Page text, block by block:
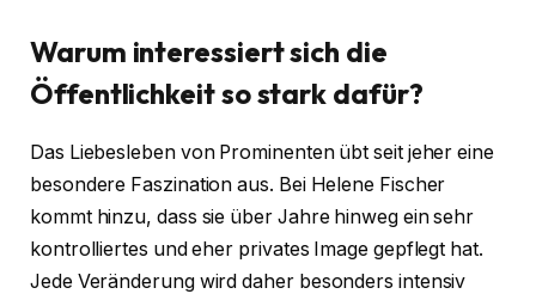
Warum interessiert sich die
Öffentlichkeit so stark dafür?
Das Liebesleben von Prominenten übt seit jeher eine
besondere Faszination aus. Bei Helene Fischer
kommt hinzu, dass sie über Jahre hinweg ein sehr
kontrolliertes und eher privates Image gepflegt hat.
Jede Veränderung wird daher besonders intensiv